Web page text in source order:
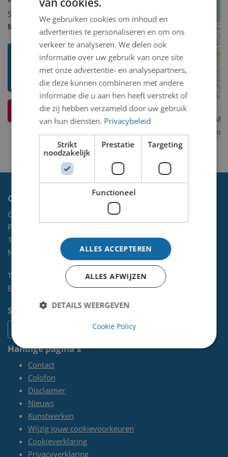
Schilderij/tekening/grafiek/foto/streetart
Model 2D/3D:
2D binnen
Toon mij meer werken van
Hermann Johannes Leonhard
Theodor (Herman) Stammeshaus
Ik weet meer over dit kunstwerk
Contact
Gemeente Velsen
Postbus 465
1970 AL
IJMUIDEN
NL
Telefoon:
0255-567 200
E-mail:
kunst@velsen.nl
Socials
Handige pagina's
Contact
Colofon
Disclaimer
Nieuws
Kunstwerken
Wijzig jouw cookievoorkeuren
Cookieverklaring
Privacyverklaring
We gebruiken cookies om inhoud en
advertenties te personaliseren en om ons
verkeer te analyseren. We delen ook
informatie over uw gebruik van onze site
met onze advertentie- en analysepartners,
die deze kunnen combineren met andere
informatie die u aan hen heeft verstrekt of
die zij hebben verzameld door uw gebruik
van hun diensten. Privacybeleid
Strikt
noodzakelijk
Prestatie Targeting
Functioneel
ALLES ACCEPTEREN
ALLES AFWIJZEN
DETAILS WEERGEVEN
Cookie Policy